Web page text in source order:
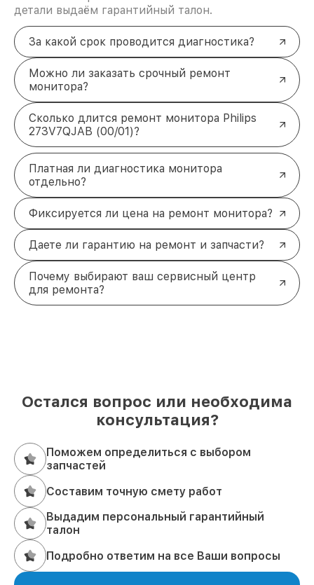
детали выдаём гарантийный талон.
За какой срок проводится диагностика?
Можно ли заказать срочный ремонт
монитора?
Сколько длится ремонт монитора Philips
273V7QJAB (00/01)?
Платная ли диагностика монитора
отдельно?
Фиксируется ли цена на ремонт монитора?
Даете ли гарантию на ремонт и запчасти?
Почему выбирают ваш сервисный центр
для ремонта?
Остался вопрос или необходима
консультация?
Поможем определиться с выбором
запчастей
Составим точную смету работ
Выдадим персональный гарантийный
талон
Подробно ответим на все Ваши вопросы